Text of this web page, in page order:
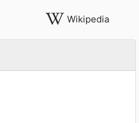
Wikipedia